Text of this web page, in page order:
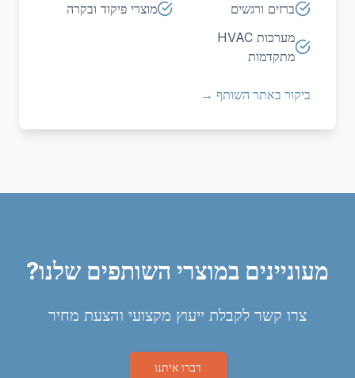
ברזים ורגשים
מוצרי פיקוד ובקרה
מערכות HVAC
מתקדמות
ביקור באתר השותף →
מעוניינים במוצרי השותפים שלנו?
צרו קשר לקבלת ייעוץ מקצועי והצעת מחיר
דברו איתנו